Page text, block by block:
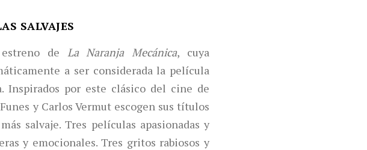
SALVAJES
de La Naranja Mecánica, cuya
a ser considerada la película
Inspirados por este clásico del cine de
y Carlos Vermut escogen sus títulos
salvaje. Tres películas apasionadas y
y emocionales. Tres gritos rabiosos y